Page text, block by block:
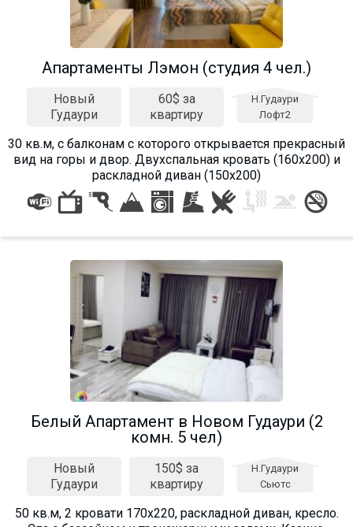
Aпартаменты Лэмон (студия 4 чел.)
Новый
Гудаури
60$ за
квартиру
Н.Гудаури
Лофт2
30 кв.м, с балконам с которого открывается прекрасный
вид на горы и двор. Двухспальная кровать (160х200) и
раскладной диван (150х200)
Белый Апартамент в Новом Гудаури (2
комн. 5 чел)
Новый
Гудаури
150$ за
квартиру
Н.Гудаури
Сьютс
50 кв.м, 2 кровати 170х220, раскладной диван, кресло.